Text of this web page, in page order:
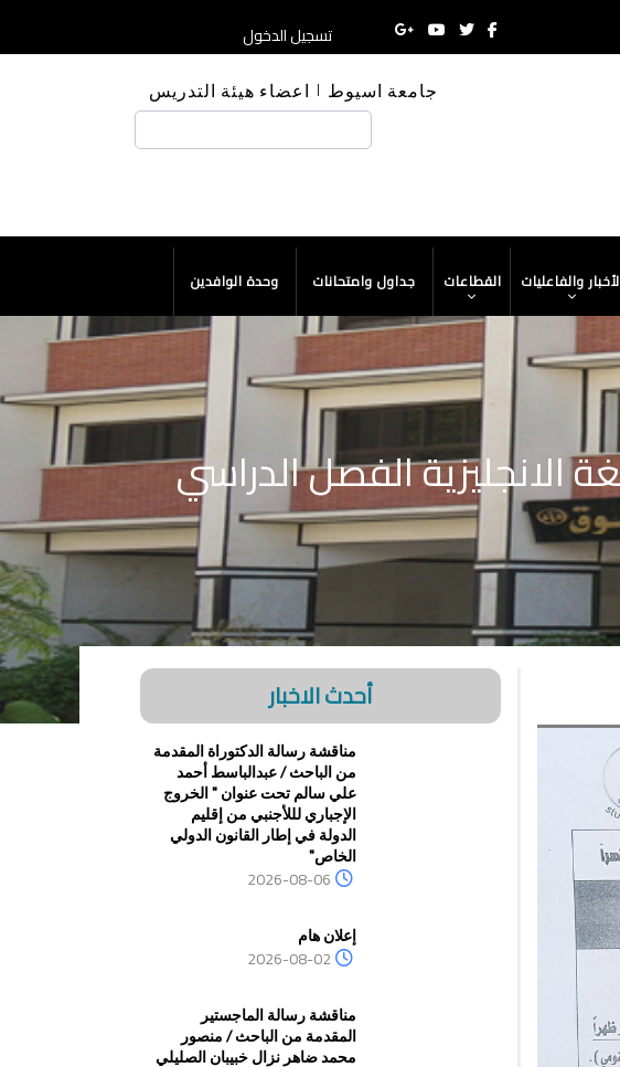
تسجيل الدخول
جامعة اسيوط اعضاء هيئة التدريس
بحث
والفاعليات القطاعات جداول وامتحانات وحدة الوافدين
الانجليزية الفصل الدراسي
أحدث الاخبار
مناقشة رسالة الدكتوراة المقدمة
من الباحث / عبدالباسط أحمد
علي سالم تحت عنوان " الخروج
الإجباري لللأجنبي من إقليم
الدولة في إطار القانون الدولي
الخاص"
2026-08-06
إعلان هام
2026-08-02
مناقشة رسالة الماجستير
المقدمة من الباحث / منصور
محمد ضاهر نزال خبيبان الصليلي